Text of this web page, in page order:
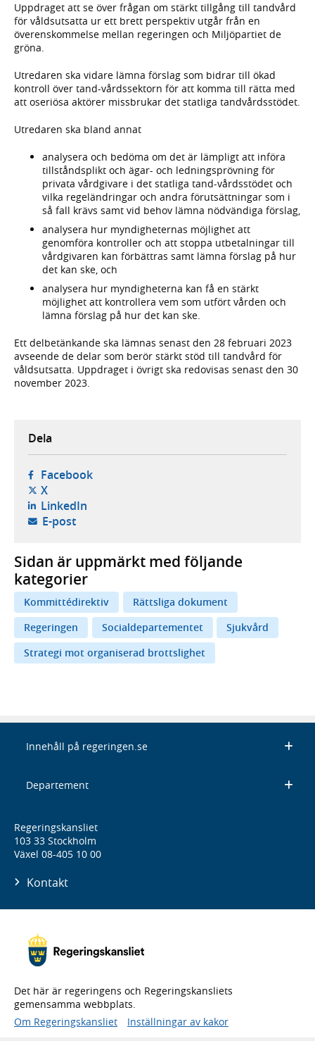
Uppdraget att se över frågan om stärkt tillgång till tandvård
för våldsutsatta ur ett brett perspektiv utgår från en
överenskommelse mellan regeringen och Miljöpartiet de
gröna.
Utredaren ska vidare lämna förslag som bidrar till ökad
kontroll över tand-vårdssektorn för att komma till rätta med
att oseriösa aktörer missbrukar det statliga tandvårdsstödet.
Utredaren ska bland annat
analysera och bedöma om det är lämpligt att införa
tillståndsplikt och ägar- och ledningsprövning för
privata vårdgivare i det statliga tand-vårdsstödet och
vilka regeländringar och andra förutsättningar som i
så fall krävs samt vid behov lämna nödvändiga förslag,
analysera hur myndigheternas möjlighet att
genomföra kontroller och att stoppa utbetalningar till
vårdgivaren kan förbättras samt lämna förslag på hur
det kan ske, och
analysera hur myndigheterna kan få en stärkt
möjlighet att kontrollera vem som utfört vården och
lämna förslag på hur det kan ske.
Ett delbetänkande ska lämnas senast den 28 februari 2023
avseende de delar som berör stärkt stöd till tandvård för
våldsutsatta. Uppdraget i övrigt ska redovisas senast den 30
november 2023.
Dela
Facebook- öppnas i ny flik, extern webbplats,
X- öppnas i ny flik, extern webbplats,
LinkedIn- öppnas i ny flik, extern webbplats,
E-post- öppnar din e-postklient,
Sidan är uppmärkt med följande
kategorier
Kommittédirektiv
Rättsliga dokument
Regeringen
Socialdepartementet
Sjukvård
Strategi mot organiserad brottslighet
Innehåll på regeringen.se
Departement
Regeringskansliet
103 33 Stockholm
Växel 08-405 10 00
Kontakt
Det här är regeringens och Regeringskansliets
gemensamma webbplats.
Om Regeringskansliet
Inställningar av kakor